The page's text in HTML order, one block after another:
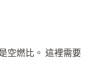
空燃比。 這裡需要